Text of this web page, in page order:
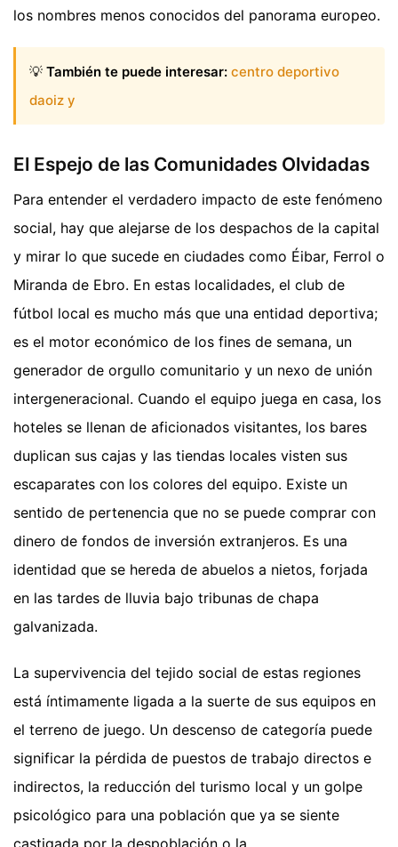
los nombres menos conocidos del panorama europeo.
💡 También te puede interesar: centro deportivo
daoiz y
El Espejo de las Comunidades Olvidadas
Para entender el verdadero impacto de este fenómeno
social, hay que alejarse de los despachos de la capital
y mirar lo que sucede en ciudades como Éibar, Ferrol o
Miranda de Ebro. En estas localidades, el club de
fútbol local es mucho más que una entidad deportiva;
es el motor económico de los fines de semana, un
generador de orgullo comunitario y un nexo de unión
intergeneracional. Cuando el equipo juega en casa, los
hoteles se llenan de aficionados visitantes, los bares
duplican sus cajas y las tiendas locales visten sus
escaparates con los colores del equipo. Existe un
sentido de pertenencia que no se puede comprar con
dinero de fondos de inversión extranjeros. Es una
identidad que se hereda de abuelos a nietos, forjada
en las tardes de lluvia bajo tribunas de chapa
galvanizada.
La supervivencia del tejido social de estas regiones
está íntimamente ligada a la suerte de sus equipos en
el terreno de juego. Un descenso de categoría puede
significar la pérdida de puestos de trabajo directos e
indirectos, la reducción del turismo local y un golpe
psicológico para una población que ya se siente